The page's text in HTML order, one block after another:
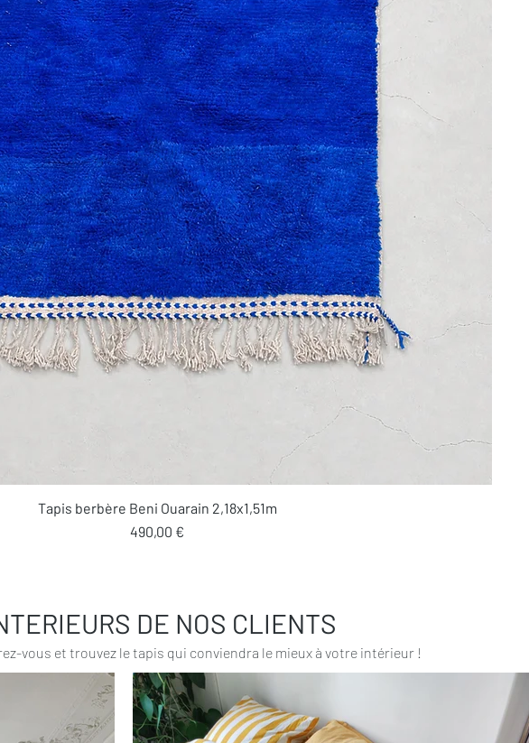
Aperçu rapide
Tapis berbère Beni Ouarain 2,18x1,51m
Prix
490,00 €
DE NOS CLIENTS
vous et trouvez le tapis qui conviendra le mieux à votre intérieur !